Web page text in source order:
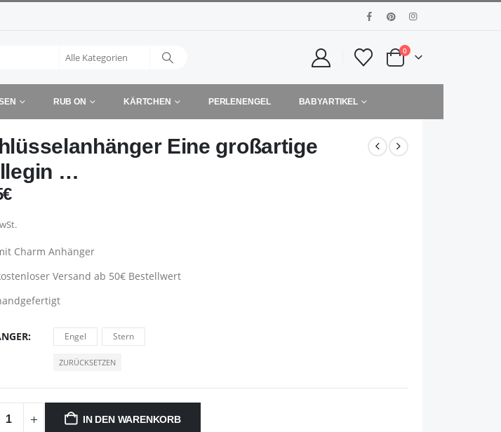
0
RUB ON KÄRTCHEN PERLENENGEL BABYARTIKEL
Eine großartige
…
€
Charm Anhänger
Versand ab 50€ Bestellwert
Engel Stern
ZURÜCKSETZEN
IN DEN WARENKORB